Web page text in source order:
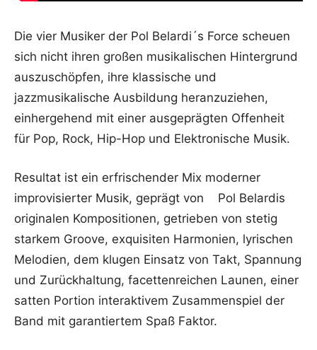
Die vier Musiker der Pol Belardi´s Force scheuen
sich nicht ihren großen musikalischen Hintergrund
auszuschöpfen, ihre klassische und
jazzmusikalische Ausbildung heranzuziehen,
einhergehend mit einer ausgeprägten Offenheit
für Pop, Rock, Hip-Hop und Elektronische Musik.
Resultat ist ein erfrischender Mix moderner
improvisierter Musik, geprägt von Pol Belardis
originalen Kompositionen, getrieben von stetig
starkem Groove, exquisiten Harmonien, lyrischen
Melodien, dem klugen Einsatz von Takt, Spannung
und Zurückhaltung, facettenreichen Launen, einer
satten Portion interaktivem Zusammenspiel der
Band mit garantiertem Spaß Faktor.